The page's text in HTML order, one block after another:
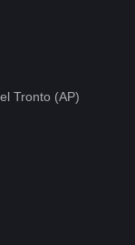
Tronto (AP)